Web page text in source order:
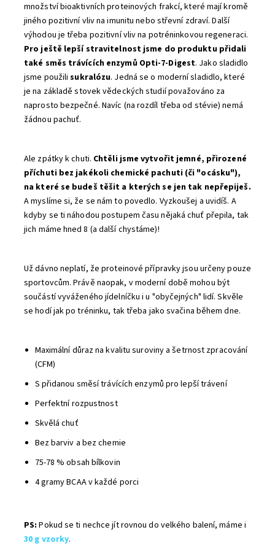
množství bioaktivních proteinových frakcí, které mají kromě
jiného pozitivní vliv na imunitu nebo střevní zdraví. Další
výhodou je třeba pozitivní vliv na potréninkovou regeneraci.
Pro ještě lepší stravitelnost jsme do produktu přidali
také směs trávících enzymů Opti-7-Digest. Jako sladidlo
jsme použilisukralózu. Jedná se o moderní sladidlo, které
je na základě stovek vědeckých studií považováno za
naprosto bezpečné. Navíc (na rozdíl třeba od stévie) nemá
žádnou pachuť.
Ale zpátky k chuti. Chtěli jsme vytvořit jemné, přirozené
příchuti bez jakékoli chemické pachuti (či "ocásku"),
na které se budeš těšit a kterých se jen tak nepřepiješ.
A myslíme si, že se nám to povedlo. Vyzkoušej a uvidíš. A
kdyby se ti náhodou postupem času nějaká chuť přepila, tak
jich máme hned 8 (a další chystáme)!
Už dávno neplatí, že proteinové přípravky jsou určeny pouze
sportovcům. Právě naopak, v moderní době mohou být
součástí vyváženého jídelníčku i u "obyčejných" lidí. Skvěle
se hodí jak po tréninku, tak třeba jako svačina během dne.
Maximální důraz na kvalitu suroviny a šetrnost zpracování
(CFM)
S přidanou směsí trávících enzymů pro lepší trávení
Perfektní rozpustnost
Skvělá chuť
Bez barviv a bez chemie
75-78 % obsah bílkovin
4 gramy BCAA v každé porci
PS: Pokud se ti nechce jít rovnou do velkého balení, máme i
30 g vzorky.